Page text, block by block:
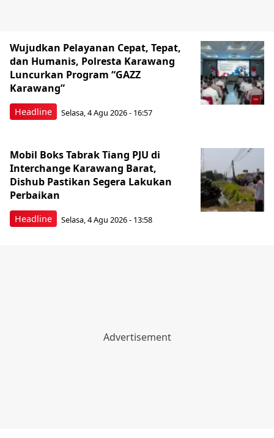
Headline
Wujudkan Pelayanan Cepat, Tepat,
dan Humanis, Polresta Karawang
Luncurkan Program “GAZZ
Karawang”
Selasa, 4 Agu 2026 - 16:57
Headline
Mobil Boks Tabrak Tiang PJU di
Interchange Karawang Barat,
Dishub Pastikan Segera Lakukan
Perbaikan
Selasa, 4 Agu 2026 - 13:58